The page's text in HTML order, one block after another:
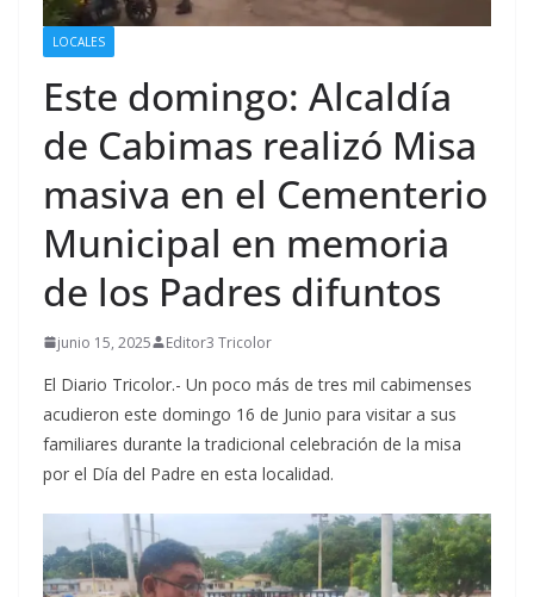
LOCALES
Este domingo: Alcaldía
de Cabimas realizó Misa
masiva en el Cementerio
Municipal en memoria
de los Padres difuntos
junio 15, 2025 Editor3 Tricolor
El Diario Tricolor.- Un poco más de tres mil cabimenses
acudieron este domingo 16 de Junio para visitar a sus
familiares durante la tradicional celebración de la misa
por el Día del Padre en esta localidad.